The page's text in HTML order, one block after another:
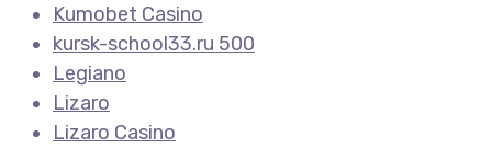
Kumobet Casino
kursk-school33.ru 500
Legiano
Lizaro
Lizaro Casino